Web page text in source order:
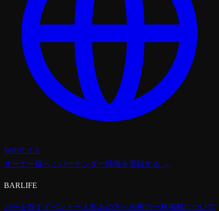
Webサイト
オーナー様へ：バーテンダー情報を登録する →
BARLIFE
バーを探すイベント 一人飲みの方へ今夜の一杯掲載について